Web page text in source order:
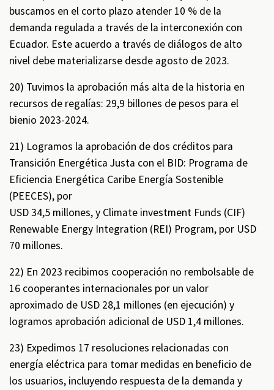
buscamos en el corto plazo atender 10 % de la
demanda regulada a través de la interconexión con
Ecuador. Este acuerdo a través de diálogos de alto
nivel debe materializarse desde agosto de 2023.
20) Tuvimos la aprobación más alta de la historia en
recursos de regalías: 29,9 billones de pesos para el
bienio 2023-2024.
21) Logramos la aprobación de dos créditos para
Transición Energética Justa con el BID: Programa de
Eficiencia Energética Caribe Energía Sostenible
(PEECES), por
USD 34,5 millones, y Climate investment Funds (CIF)
Renewable Energy Integration (REI) Program, por USD
70 millones.
22) En 2023 recibimos cooperación no rembolsable de
16 cooperantes internacionales por un valor
aproximado de USD 28,1 millones (en ejecución) y
logramos aprobación adicional de USD 1,4 millones.
23) Expedimos 17 resoluciones relacionadas con
energía eléctrica para tomar medidas en beneficio de
los usuarios, incluyendo respuesta de la demanda y